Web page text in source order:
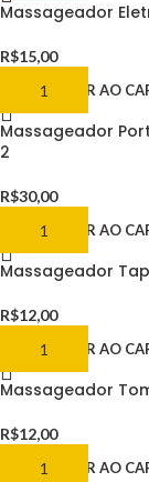
Massageador
R$15,00
ADICIONAR AO
Massageador
2
R$30,00
ADICIONAR AO
Massageador
R$12,00
ADICIONAR AO
Massageador
R$12,00
ADICIONAR AO